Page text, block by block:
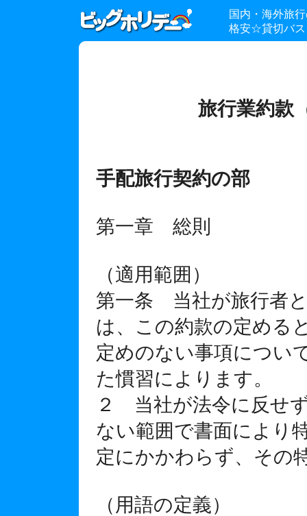
国内・海外旅
格安☆貸切バス
旅行業約款
手配旅行契約の部
第一章 総則
（適用範囲）
第一条 当社が旅行者
は、この約款の定める
定めのない事項につい
た慣習によります。
２ 当社が法令に反せ
ない範囲で書面により
定にかかわらず、その
（用語の定義）